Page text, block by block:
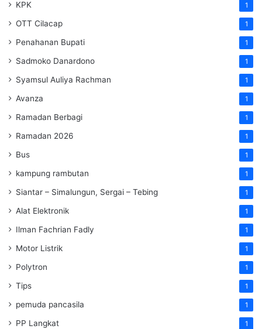
KPK 1
OTT Cilacap 1
Penahanan Bupati 1
Sadmoko Danardono 1
Syamsul Auliya Rachman 1
Avanza 1
Ramadan Berbagi 1
Ramadan 2026 1
Bus 1
kampung rambutan 1
Siantar – Simalungun, Sergai – Tebing 1
Alat Elektronik 1
Ilman Fachrian Fadly 1
Motor Listrik 1
Polytron 1
Tips 1
pemuda pancasila 1
PP Langkat 1